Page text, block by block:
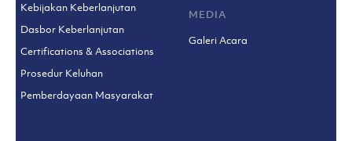
Kebijakan Keberlanjutan
Dasbor Keberlanjutan
Certifications & Associations
Prosedur Keluhan
Pemberdayaan Masyarakat
MEDIA
Galeri Acara